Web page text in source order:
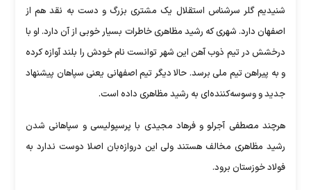
شنیدیم گلر سرشناس استقلال یک مشتری بزرگ و دست به نقد هم از
اصفهان دارد. شهری که رشید مظاهری خاطرات بسیار خوبی از آن دارد. او با
درخشش در تیم ذوب آهن این شهر توانست نام خودش را بلند آوازه کرده
و به پیراهن تیم ملی برسد. حالا دیگر تیم اصفهانی یعنی سپاهان پیشنهاد
جدید و وسوسه‌کننده‌ای به رشید مظاهری داده است.
هرچند مصطفی آجرلو و فرهاد مجیدی با پرسپولیسی و سپاهانی شدن
رشید مظاهری مخالف هستند ولی این دروازه‌بان اصلا دوست ندارد به
فولاد خوزستان برود.